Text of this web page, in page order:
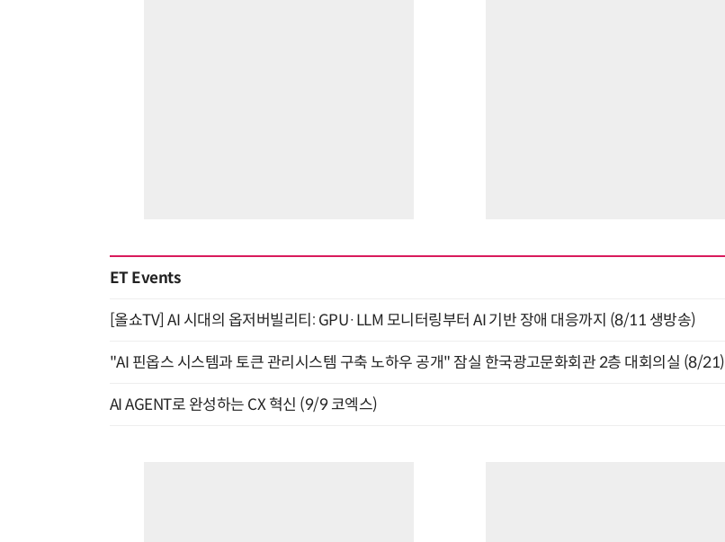
ET Events
[올쇼TV] AI 시대의 옵저버빌리티: GPU·LLM 모니터링부터 AI 기반 장애 대응까지 (8/11 생방송)
"AI 핀옵스 시스템과 토큰 관리시스템 구축 노하우 공개" 잠실 한국광고문화회관 2층 대회의실 (8/21)
AI AGENT로 완성하는 CX 혁신 (9/9 코엑스)